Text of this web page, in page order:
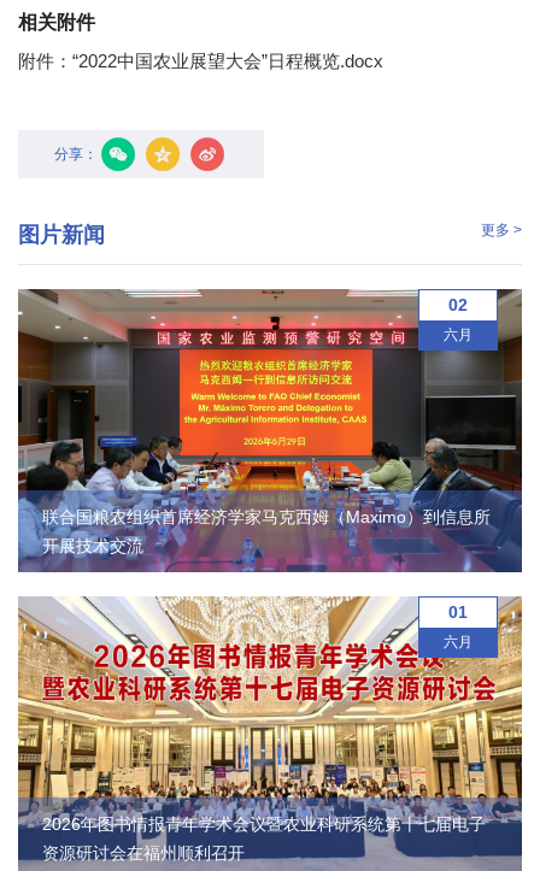
相关附件
附件：“2022中国农业展望大会”日程概览.docx
分享：
图片新闻 更多 >
联合国粮农组织首席经济学家马克西姆（Maximo）到信息所
开展技术交流
02
六月
2026年图书情报青年学术会议暨农业科研系统第十七届电子
资源研讨会在福州顺利召开
01
六月